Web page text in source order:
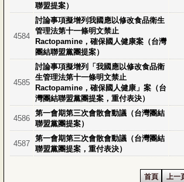
聯盟提案）
4584
討論事項擬增列我國應以修改食品衛生
管理法第十一條明文禁止
Ractopamine，確保國人健康案（台灣
團結聯盟黨團提案）
4585
討論事項擬增列「我國應以修改食品衛
生管理法第十一條明文禁止
Ractopamine，確保國人健康」案（台
灣團結聯盟黨團提案，重付表決）
4586
第一會期第三次會散會動議（台灣團結
聯盟黨團提案）
4587
第一會期第三次會散會動議（台灣團結
聯盟黨團提案，重付表決）
首頁 上一